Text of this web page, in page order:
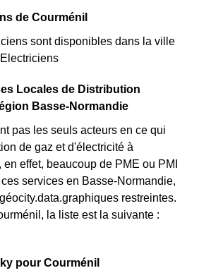
de Courménil
sont disponibles dans la ville
Locales de Distribution
Basse-Normandie
pas les seuls acteurs en ce qui
de gaz et d'électricité à
effet, beaucoup de PME ou PMI
services en Basse-Normandie,
restreintes.
la liste est la suivante :
pour Courménil